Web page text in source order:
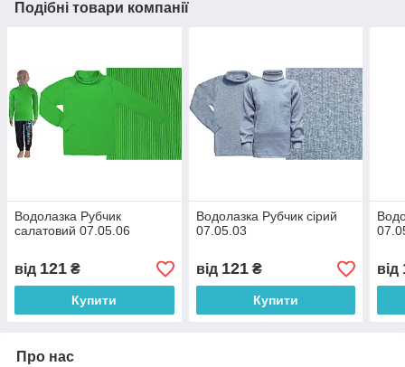
Подібні товари компанії
Водолазка Рубчик
салатовий 07.05.06
від 121 ₴
Купити
Водолазка Рубчик сірий
07.05.03
від 121₴
Купити
від
Про нас